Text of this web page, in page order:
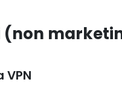
(non
VPN